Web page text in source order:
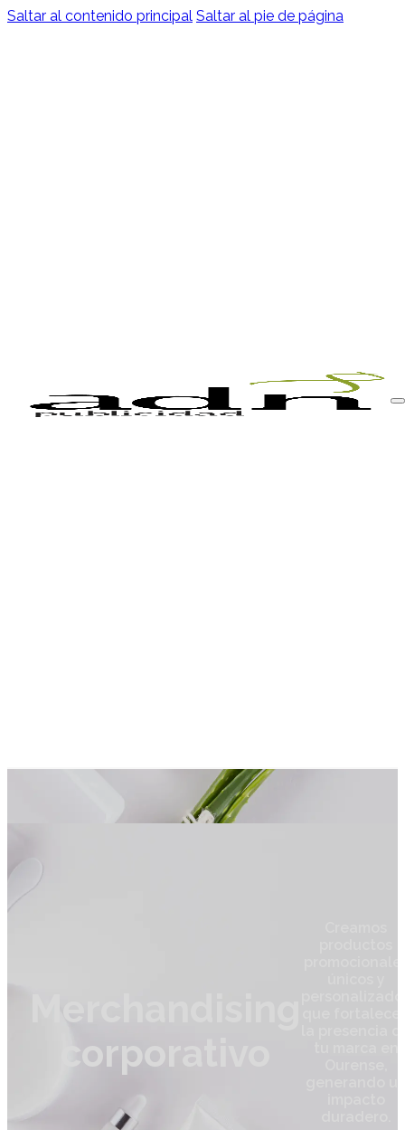
Saltar al contenido principal Saltar al pie de página
corporativo